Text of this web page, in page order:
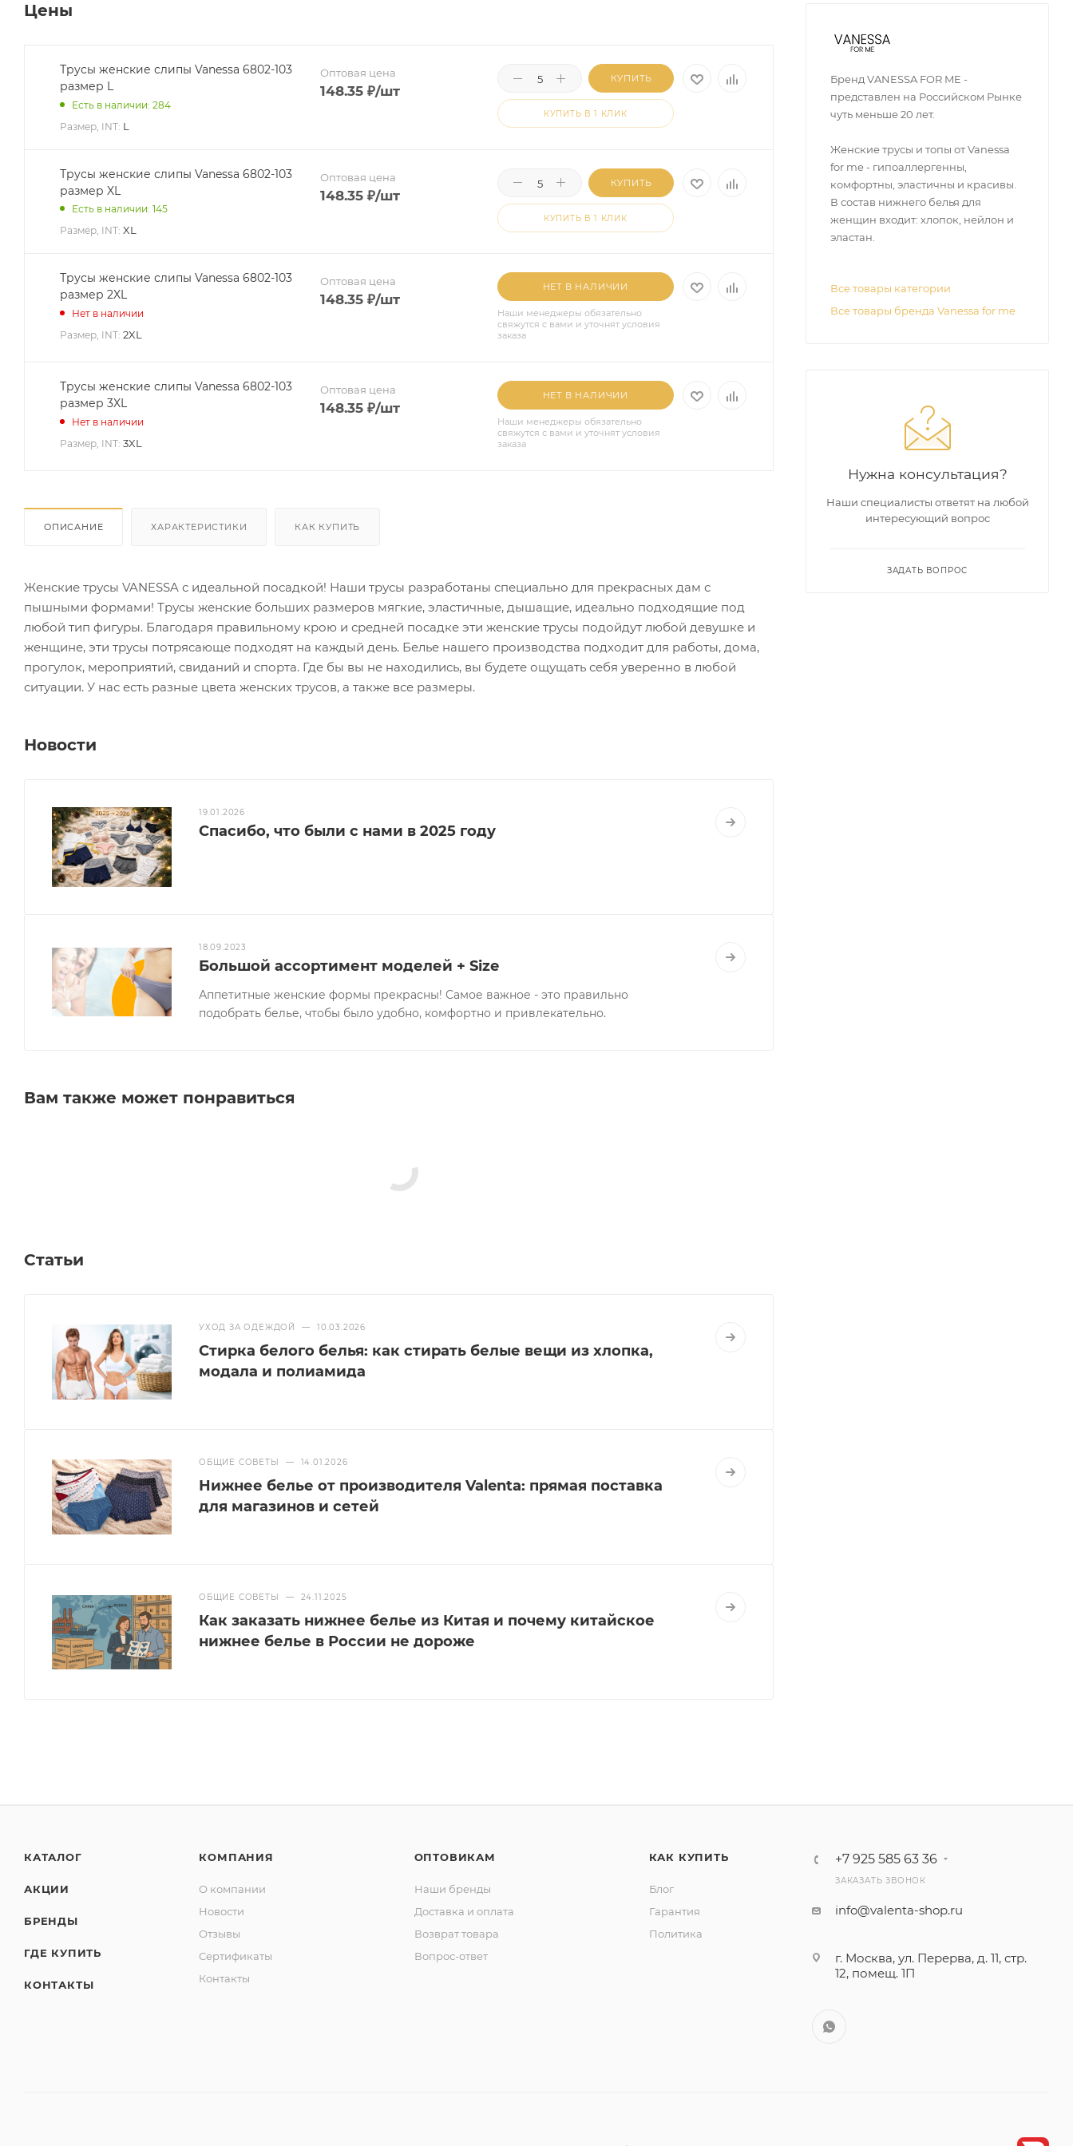
Цены
Трусы женские слипы Vanessa 6802-103
размер L
Есть в наличии: 284
Размер, INT: L
Оптовая цена
148.35₽/шт
КУПИТЬ
КУПИТЬ В 1 КЛИК
Трусы женские слипы Vanessa 6802-103
размер XL
Есть в наличии: 145
Размер, INT: XL
Оптовая цена
148.35₽/шт
КУПИТЬ
КУПИТЬ В 1 КЛИК
Трусы женские слипы Vanessa 6802-103
размер 2XL
Нет в наличии
Размер, INT: 2XL
Оптовая цена
148.35₽/шт
НЕТ В НАЛИЧИИ
Наши менеджеры обязательно
свяжутся с вами и уточнят условия
заказа
Трусы женские слипы Vanessa 6802-103
размер 3XL
Нет в наличии
Размер, INT: 3XL
Оптовая цена
148.35₽/шт
НЕТ В НАЛИЧИИ
Наши менеджеры обязательно
свяжутся с вами и уточнят условия
заказа
ОПИСАНИЕ ХАРАКТЕРИСТИКИ КАК КУПИТЬ
Женские трусы VANESSA с идеальной посадкой! Наши трусы разработаны специально для прекрасных дам с
пышными формами! Трусы женские больших размеров мягкие, эластичные, дышащие, идеально подходящие под
любой тип фигуры. Благодаря правильному крою и средней посадке эти женские трусы подойдут любой девушке и
женщине, эти трусы потрясающе подходят на каждый день. Белье нашего производства подходит для работы, дома,
прогулок, мероприятий, свиданий и спорта. Где бы вы не находились, вы будете ощущать себя уверенно в любой
ситуации. У нас есть разные цвета женских трусов, а также все размеры.
Новости
19.01.2026
Спасибо, что были с нами в 2025 году
18.09.2023
Большой ассортимент моделей + Size
Аппетитные женские формы прекрасны! Самое важное - это правильно
подобрать белье, чтобы было удобно, комфортно и привлекательно.
Вам также может понравиться
Статьи
УХОД ЗА ОДЕЖДОЙ — 10.03.2026
Стирка белого белья: как стирать белые вещи из хлопка,
модала и полиамида
ОБЩИЕ СОВЕТЫ — 14.01.2026
Нижнее белье от производителя Valenta: прямая поставка
для магазинов и сетей
ОБЩИЕ СОВЕТЫ — 24.11.2025
Как заказать нижнее белье из Китая и почему китайское
нижнее белье в России не дороже
Бренд VANESSA FOR ME -
представлен на Российском Рынке
чуть меньше 20 лет.
Женские трусы и топы от Vanessa
for me - гипоаллергенны,
комфортны, эластичны и красивы.
В состав нижнего белья для
женщин входит: хлопок, нейлон и
эластан.
Все товары категории
Все товары бренда Vanessa for me
Нужна консультация?
Наши специалисты ответят на любой
интересующий вопрос
ЗАДАТЬ ВОПРОС
КАТАЛОГ
АКЦИИ
БРЕНДЫ
ГДЕ КУПИТЬ
КОНТАКТЫ
КОМПАНИЯ
О компании
Новости
Отзывы
Сертификаты
Контакты
ОПТОВИКАМ
Наши бренды
Доставка и оплата
Возврат товара
Вопрос-ответ
КАК КУПИТЬ
Блог
Гарантия
Политика
+7 925 585 63 36
ЗАКАЗАТЬ ЗВОНОК
info@valenta-shop.ru
г. Москва, ул. Перерва, д. 11, стр.
12, помещ. 1П